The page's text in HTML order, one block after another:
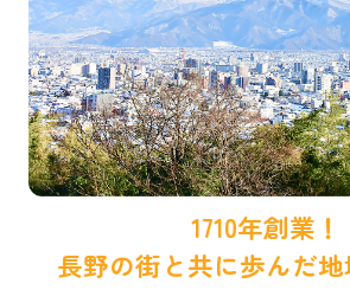
1710年創業！
長野の街と共に歩んだ地